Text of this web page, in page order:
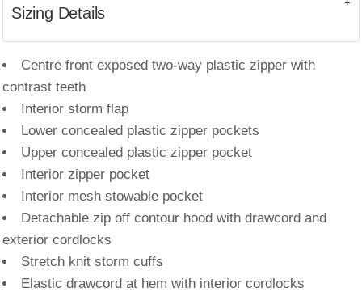
Sizing Details
Centre front exposed two-way plastic zipper with
contrast teeth
Interior storm flap
Lower concealed plastic zipper pockets
Upper concealed plastic zipper pocket
Interior zipper pocket
Interior mesh stowable pocket
Detachable zip off contour hood with drawcord and
exterior cordlocks
Stretch knit storm cuffs
Elastic drawcord at hem with interior cordlocks